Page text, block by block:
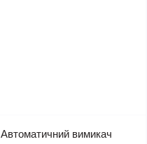
Автоматичний вимикач